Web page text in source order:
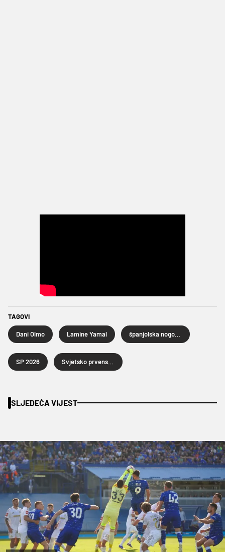
TAGOVI
Dani Olmo Lamine Yamal
SP 2026
SLJEDEĆA VIJEST